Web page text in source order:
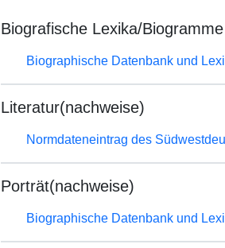
Biografische Lexika/Biogramme
Biographische Datenbank und
Literatur(nachweise)
Normdateneintrag des
Porträt(nachweise)
Biographische Datenbank und